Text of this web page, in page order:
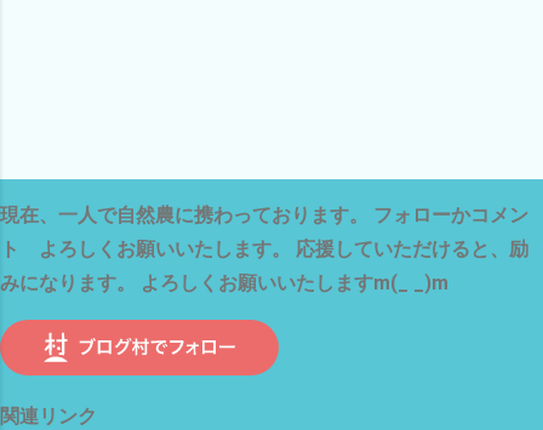
現在、一人で自然農に携わっております。 フォローかコメン
ト よろしくお願いいたします。 応援していただけると、励
みになります。 よろしくお願いいたしますm(_ _)m
関連リンク